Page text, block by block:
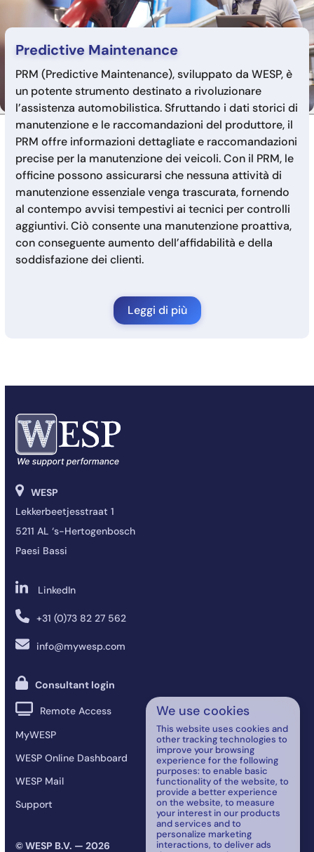
We use cookies
This website uses cookies and
other tracking technologies to
improve your browsing
experience for the following
purposes: to enable basic
functionality of the website, to
provide a better experience
on the website, to measure
your interest in our products
and services and to
personalize marketing
interactions, to deliver ads
Predictive Maintenance
PRM (Predictive Maintenance), sviluppato da WESP, è
un potente strumento destinato a rivoluzionare
l’assistenza automobilistica. Sfruttando i dati storici di
manutenzione e le raccomandazioni del produttore, il
PRM offre informazioni dettagliate e raccomandazioni
precise per la manutenzione dei veicoli. Con il PRM, le
officine possono assicurarsi che nessuna attività di
manutenzione essenziale venga trascurata, fornendo
al contempo avvisi tempestivi ai tecnici per controlli
aggiuntivi. Ciò consente una manutenzione proattiva,
con conseguente aumento dell’affidabilità e della
soddisfazione dei clienti.
Leggi di più
WESP
Lekkerbeetjesstraat 1
5211 AL ‘s-Hertogenbosch
Paesi Bassi
LinkedIn
+31 (0)73 82 27 562
info@mywesp.com
Consultant login
Remote Access
MyWESP
WESP Online Dashboard
WESP Mail
Support
© WESP B.V. — 2026